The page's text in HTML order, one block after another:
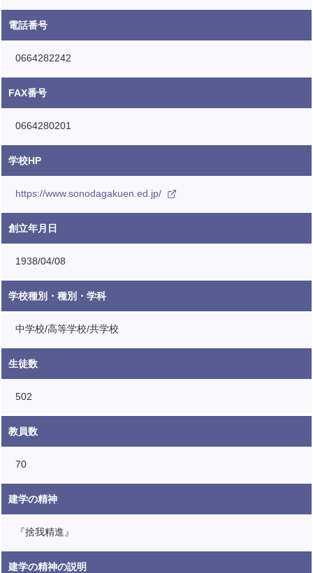
電話番号
0664282242
FAX番号
0664280201
学校HP
https://www.sonodagakuen.ed.jp/
創立年月日
1938/04/08
学校種別・種別・学科
中学校/高等学校/共学校
生徒数
502
教員数
70
建学の精神
『捨我精進』
建学の精神の説明